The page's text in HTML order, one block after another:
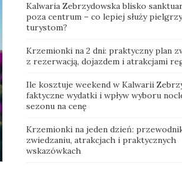
Kalwaria Zebrzydowska blisko
poza centrum – co lepiej służy
turystom?
Krzemionki na 2 dni: praktyczny plan
z rezerwacją, dojazdem i atrakcjami
Ile kosztuje weekend w Kalwarii
faktyczne wydatki i wpływ wyboru
sezonu na cenę
Krzemionki na jeden dzień:
zwiedzaniu, atrakcjach i praktycznych
wskazówkach